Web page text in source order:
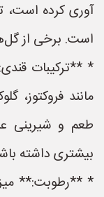
آوری کرده است،
است. برخی از
* **ترکیبات
مانند فروکتوز،
طعم و شیرینی
بیشتری داشته
* **رطوبت:**